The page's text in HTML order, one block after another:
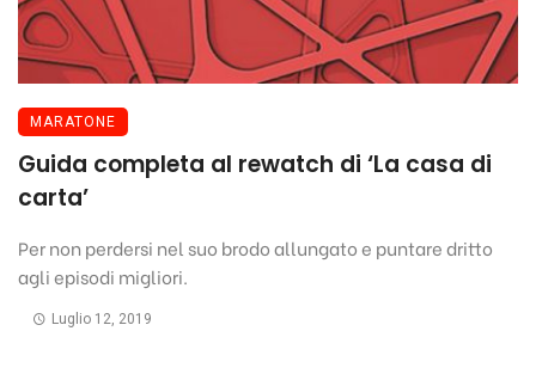
MARATONE
Guida completa al rewatch di ‘La casa di
carta’
Per non perdersi nel suo brodo allungato e puntare dritto
agli episodi migliori.
Luglio 12, 2019